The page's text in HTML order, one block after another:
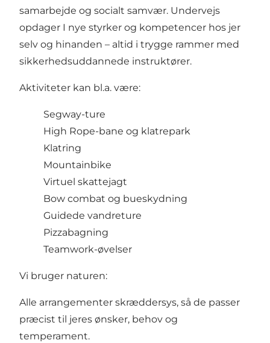
samarbejde og socialt samvær. Undervejs
opdager I nye styrker og kompetencer hos jer
selv og hinanden – altid i trygge rammer med
sikkerhedsuddannede instruktører.
Aktiviteter kan bl.a. være:
Segway-ture
High Rope-bane og klatrepark
Klatring
Mountainbike
Virtuel skattejagt
Bow combat og bueskydning
Guidede vandreture
Pizzabagning
Teamwork-øvelser
Vi bruger naturen:
Alle arrangementer skræddersys, så de passer
præcist til jeres ønsker, behov og
temperament.